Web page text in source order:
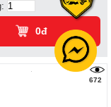
0đ
672